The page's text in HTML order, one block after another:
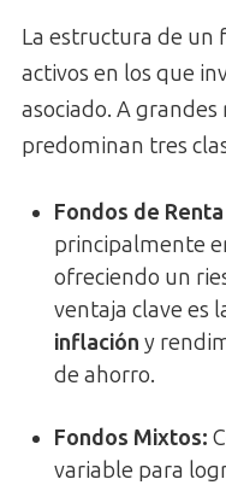
La estructura de un
activos en los que
asociado. A
predominan tres
Fondos de Renta
principalmente
ofreciendo un
ventaja clave es
inflación y
de ahorro.
Fondos Mixtos:
variable para